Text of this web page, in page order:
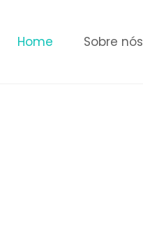
Home Sobre nós